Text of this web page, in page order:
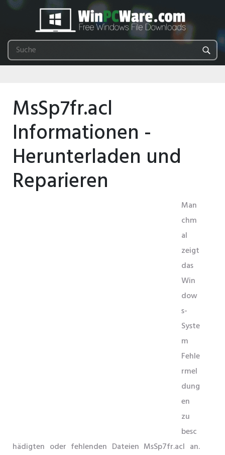
MsSp7fr.acl
Informationen -
Herunterladen und
Reparieren
Man
chm
al
zeigt
das
Win
dow
s-
Syste
m
Fehle
rmel
dung
en
zu
besc
hädigten oder fehlenden Dateien MsSp7fr.acl an.